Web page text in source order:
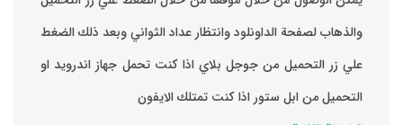
والذهاب لصفحة الداونلود وانتظار عداد الثواني وبعد ذلك الضغط
علي زر التحميل من جوجل بلاي اذا كنت تحمل جهاز اندرويد او
التحميل من ابل ستور اذا كنت تمتلك الايفون